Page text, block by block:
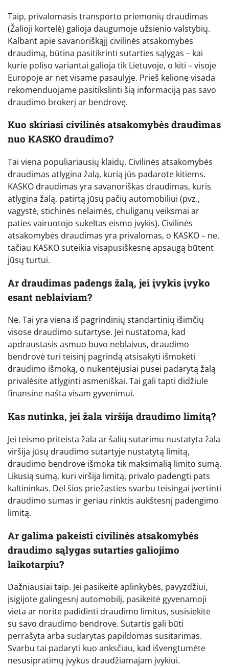
Taip, privalomasis transporto priemonių draudimas
(Žalioji kortelė) galioja daugumoje užsienio valstybių.
Kalbant apie savanoriškąjį civilinės atsakomybės
draudimą, būtina pasitikrinti sutarties sąlygas – kai
kurie poliso variantai galioja tik Lietuvoje, o kiti – visoje
Europoje ar net visame pasaulyje. Prieš kelionę visada
rekomenduojame pasitikslinti šią informaciją pas savo
draudimo brokerį ar bendrovę.
Kuo skiriasi civilinės atsakomybės draudimas
nuo KASKO draudimo?
Tai viena populiariausių klaidų. Civilinės atsakomybės
draudimas atlygina žalą, kurią jūs padarote kitiems.
KASKO draudimas yra savanoriškas draudimas, kuris
atlygina žalą, patirtą jūsų pačių automobiliui (pvz.,
vagystė, stichinės nelaimės, chuliganų veiksmai ar
paties vairuotojo sukeltas eismo įvykis). Civilinės
atsakomybės draudimas yra privalomas, o KASKO – ne,
tačiau KASKO suteikia visapusiškesnę apsaugą būtent
jūsų turtui.
Ar draudimas padengs žalą, jei įvykis įvyko
esant neblaiviam?
Ne. Tai yra viena iš pagrindinių standartinių išimčių
visose draudimo sutartyse. Jei nustatoma, kad
apdraustasis asmuo buvo neblaivus, draudimo
bendrovė turi teisinį pagrindą atsisakyti išmokėti
draudimo išmoką, o nukentėjusiai pusei padarytą žalą
privalėsite atlyginti asmeniškai. Tai gali tapti didžiule
finansine našta visam gyvenimui.
Kas nutinka, jei žala viršija draudimo limitą?
Jei teismo priteista žala ar šalių sutarimu nustatyta žala
viršija jūsų draudimo sutartyje nustatytą limitą,
draudimo bendrovė išmoka tik maksimalią limito sumą.
Likusią sumą, kuri viršija limitą, privalo padengti pats
kaltininkas. Dėl šios priežasties svarbu teisingai įvertinti
draudimo sumas ir geriau rinktis aukštesnį padengimo
limitą.
Ar galima pakeisti civilinės atsakomybės
draudimo sąlygas sutarties galiojimo
laikotarpiu?
Dažniausiai taip. Jei pasikeitė aplinkybės, pavyzdžiui,
įsigijote galingesnį automobilį, pasikeitė gyvenamoji
vieta ar norite padidinti draudimo limitus, susisiekite
su savo draudimo bendrove. Sutartis gali būti
perrašyta arba sudarytas papildomas susitarimas.
Svarbu tai padaryti kuo anksčiau, kad išvengtumėte
nesusipratimų įvykus draudžiamajam įvykiui.